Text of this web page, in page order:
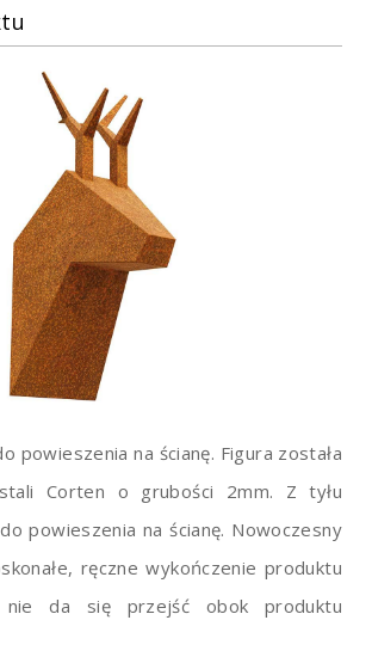
powieszenia na ścianę. Figura została
Corten o grubości 2mm. Z tyłu
powieszenia na ścianę. Nowoczesny
ręczne wykończenie produktu
nie da się przejść obok produktu